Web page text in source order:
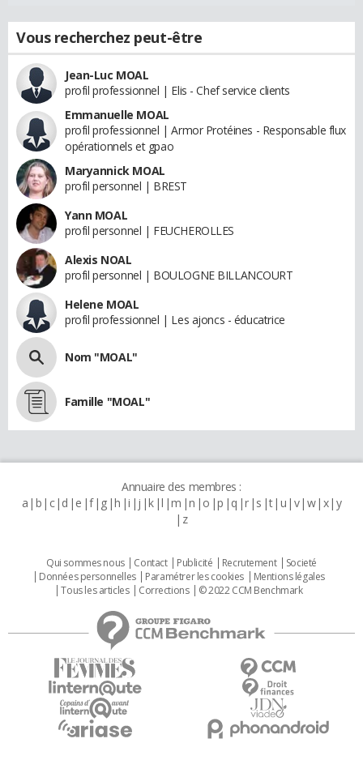
Vous recherchez peut-être
Jean-Luc MOAL
profil professionnel | Elis - Chef service clients
Emmanuelle MOAL
profil professionnel | Armor Protéines - Responsable flux
opérationnels et gpao
Maryannick MOAL
profil personnel | BREST
Yann MOAL
profil personnel | FEUCHEROLLES
Alexis NOAL
profil personnel | BOULOGNE BILLANCOURT
Helene MOAL
profil professionnel | Les ajoncs - éducatrice
Nom "MOAL"
Famille "MOAL"
Annuaire des membres :
a b c d e f g h i j k l m n o p q r s t u v w x y
z
Qui sommes nous Contact Publicité Recrutement
Societé
Données personnelles
Paramétrer les cookies
Mentions légales
Tous les articles
Corrections © 2022 CCM Benchmark